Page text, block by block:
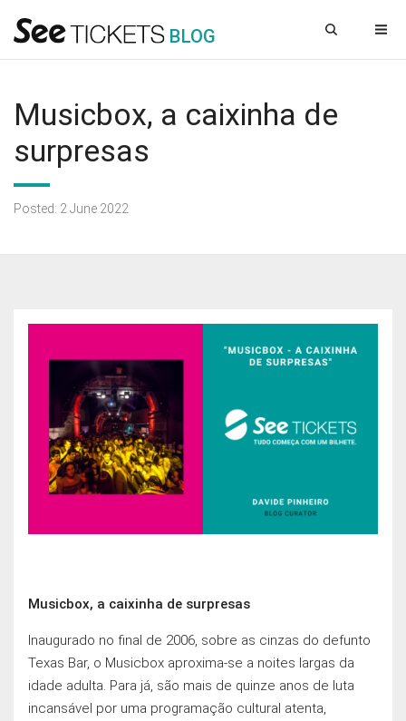
BLOG
Musicbox, a caixinha de
surpresas
Posted: 2 June 2022
Musicbox, a caixinha de surpresas
Inaugurado no final de 2006, sobre as cinzas do defunto
Texas Bar, o Musicbox aproxima-se a noites largas da
idade adulta. Para já, são mais de quinze anos de luta
incansável por uma programação cultural atenta,